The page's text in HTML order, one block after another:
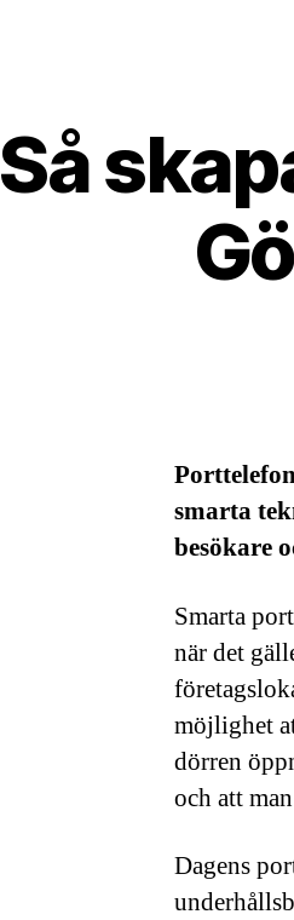
Så
smarta
besökare
Smarta
när det
möjlighet
dörren
och att
Dagens